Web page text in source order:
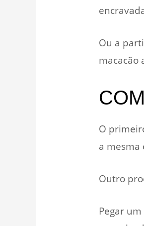
Ou a
macacão
O
a mesma
Outro
Pegar